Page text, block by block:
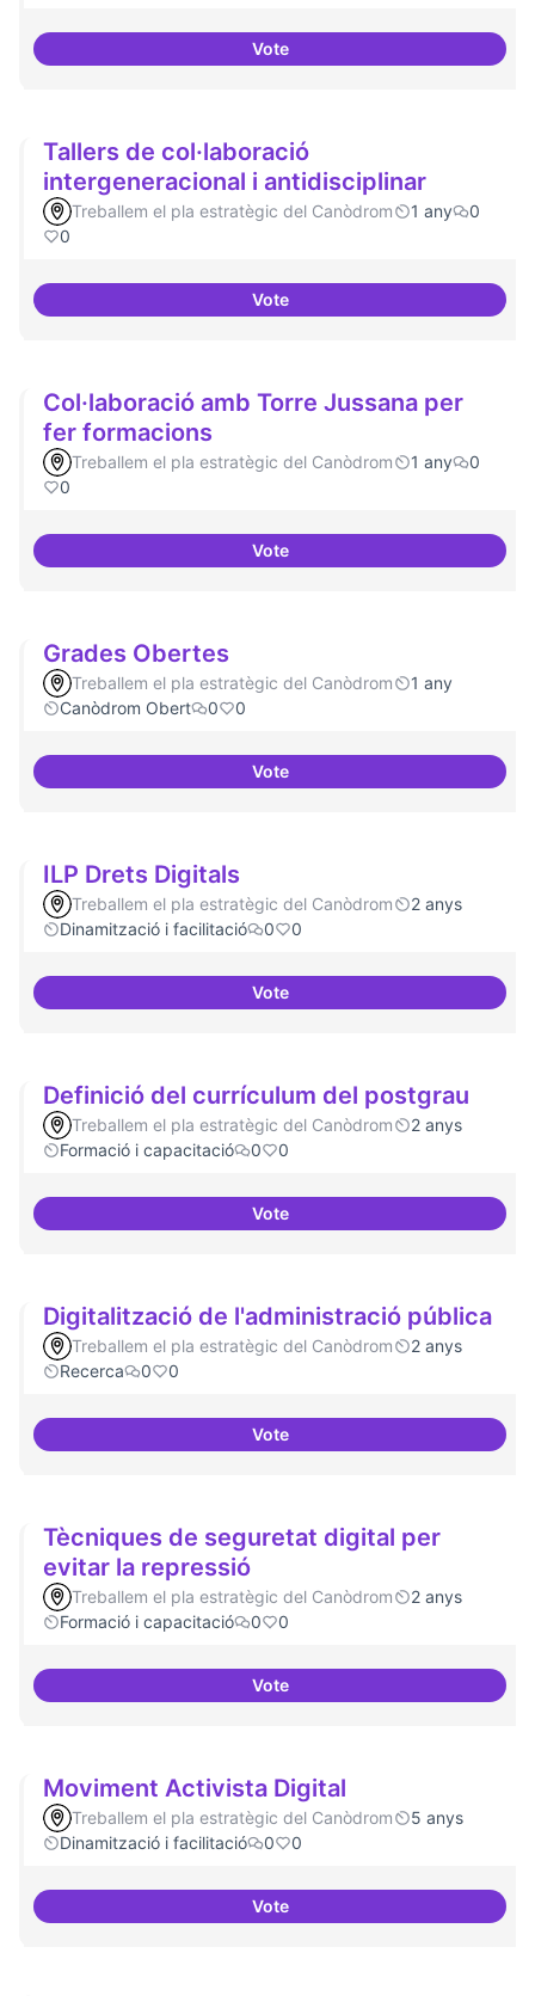
VoteConsolidar oferta antena
Tallers de col·laboració
intergeneracional i antidisciplinar
Treballem el pla estratègic del Canòdrom 1 any
0
0
VoteTallers de col·laboració
Col·laboració amb Torre Jussana per
fer formacions
Treballem el pla estratègic del Canòdrom 1 any
0
0
VoteCol·laboració amb Torre
Grades Obertes
Treballem el pla estratègic del Canòdrom
1 any
Canòdrom Obert
0 0
VoteGrades Obertes
ILP Drets Digitals
Treballem el pla estratègic del Canòdrom
2 anys
Dinamització i facilitació
0 0
VoteILP Drets Digitals
Definició del currículum del postgrau
Treballem el pla estratègic del Canòdrom
2 anys
Formació i capacitació
0 0
VoteDefinició del currículum del
Digitalització de l'administració pública
Treballem el pla estratègic del Canòdrom
2 anys
Recerca
0 0
VoteDigitalització de l'administració
Tècniques de seguretat digital per
evitar la repressió
Treballem el pla estratègic del Canòdrom
2 anys
Formació i capacitació
0 0
VoteTècniques de seguretat digital
Moviment Activista Digital
Treballem el pla estratègic del Canòdrom
5 anys
Dinamització i facilitació
0 0
VoteMoviment Activista Digital